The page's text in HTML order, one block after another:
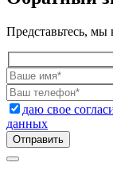
Представьтесь, мы
даю свое
данных